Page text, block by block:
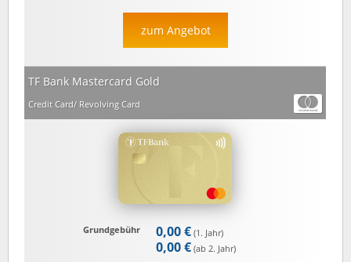
zum Angebot
TF Bank Mastercard Gold
Credit Card/ Revolving Card
Grundgebühr 0,00 € (1. Jahr)
0,00 € (ab 2. Jahr)